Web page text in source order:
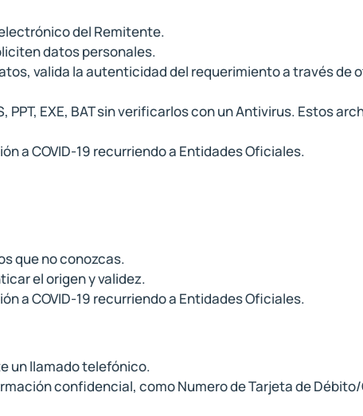
del Remitente.
datos personales.
valida la autenticidad del requerimiento a través de
PPT, EXE, BAT sin verificarlos con un Antivirus. Estos
a COVID-19 recurriendo a Entidades Oficiales.
que no conozcas.
el origen y validez.
a COVID-19 recurriendo a Entidades Oficiales.
un llamado telefónico.
confidencial, como Numero de Tarjeta de